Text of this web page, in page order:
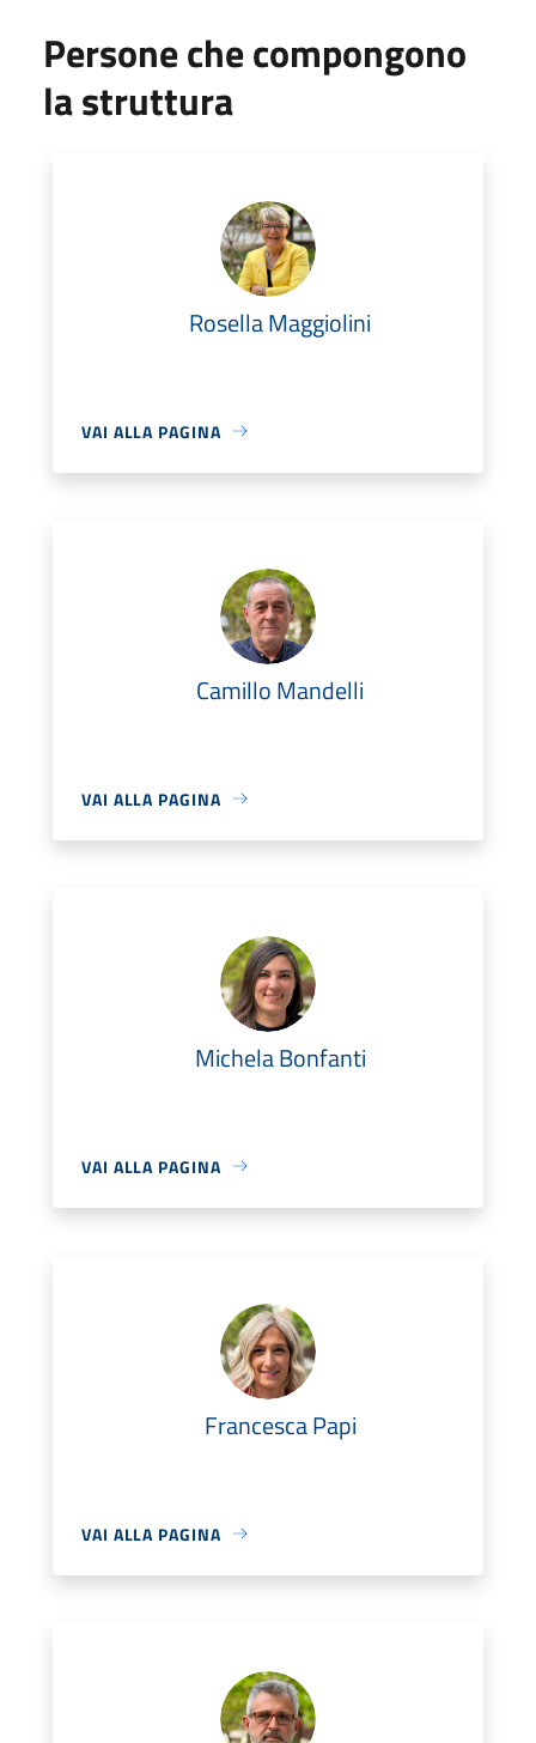
Persone che compongono
la struttura
Rosella Maggiolini
VAI ALLA PAGINA
Camillo Mandelli
VAI ALLA PAGINA
Michela Bonfanti
VAI ALLA PAGINA
Francesca Papi
VAI ALLA PAGINA